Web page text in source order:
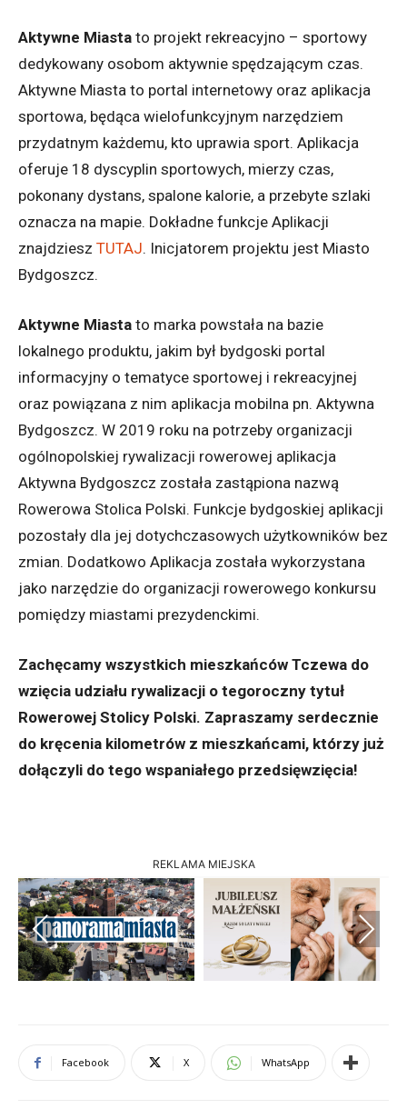
Aktywne Miasta to projekt rekreacyjno – sportowy
dedykowany osobom aktywnie spędzającym czas.
Aktywne Miasta to portal internetowy oraz aplikacja
sportowa, będąca wielofunkcyjnym narzędziem
przydatnym każdemu, kto uprawia sport. Aplikacja
oferuje 18 dyscyplin sportowych, mierzy czas,
pokonany dystans, spalone kalorie, a przebyte szlaki
oznacza na mapie. Dokładne funkcje Aplikacji
znajdziesz TUTAJ. Inicjatorem projektu jest Miasto
Bydgoszcz.
Aktywne Miasta to marka powstała na bazie
lokalnego produktu, jakim był bydgoski portal
informacyjny o tematyce sportowej i rekreacyjnej
oraz powiązana z nim aplikacja mobilna pn. Aktywna
Bydgoszcz. W 2019 roku na potrzeby organizacji
ogólnopolskiej rywalizacji rowerowej aplikacja
Aktywna Bydgoszcz została zastąpiona nazwą
Rowerowa Stolica Polski. Funkcje bydgoskiej aplikacji
pozostały dla jej dotychczasowych użytkowników bez
zmian. Dodatkowo Aplikacja została wykorzystana
jako narzędzie do organizacji rowerowego konkursu
pomiędzy miastami prezydenckimi.
Zachęcamy wszystkich mieszkańców Tczewa do
wzięcia udziału rywalizacji o tegoroczny tytuł
Rowerowej Stolicy Polski. Zapraszamy serdecznie
do kręcenia kilometrów z mieszkańcami, którzy już
dołączyli do tego wspaniałego przedsięwzięcia!
REKLAMA MIEJSKA
Previous Next
Facebook X WhatsApp